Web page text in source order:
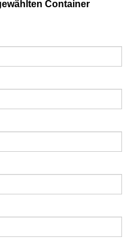
Container